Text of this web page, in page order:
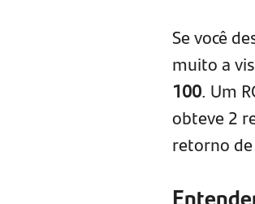
Se você
muito a
100. Um
obteve 2
retorno